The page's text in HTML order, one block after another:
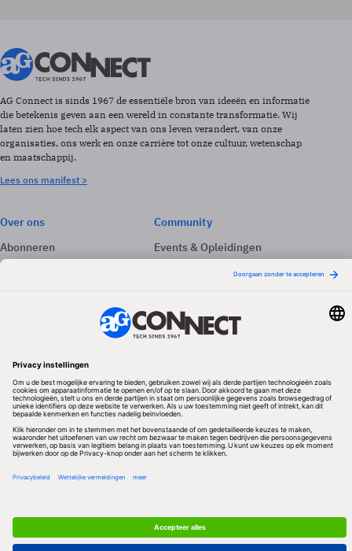
AG Connect is sinds 1967 de essentiële bron van ideeën en informatie
die betekenis geven aan een wereld in constante transformatie. Wij
laten zien hoe tech elk aspect van ons leven verandert, van onze
organisaties, ons werk en onze carrière tot onze cultuur, wetenschap
en maatschappij.
Lees ons manifest >
Over ons
Abonneren
Adverteren
Community
Events & Opleidingen
Volg ons
Redactionele partner
Algemene Voorwaarden & Copyrights